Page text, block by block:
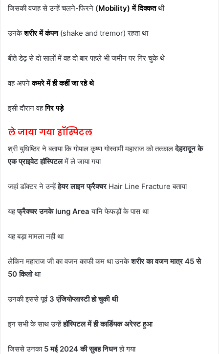
जिसकी वजह से उन्हें चलने-फिरने (Mobility) में दिक्कत थी
उनकेशरीर में कंपन(shake and tremor) रहता था
बीते डेढ़ से दो सालों में वह दो बार पहले भी जमीन पर गिर चुके थे
वह अपनेकमरे में ही कहीं जा रहे थे
इसी दौरान वहगिर पड़े
ले जाया गया हॉस्पिटल
श्री युधिष्ठिर ने बताया कि गोपाल कृष्ण गोस्वामी महाराज को तत्कालदेहरादून के
एक प्राइवेट हॉस्पिटलमें ले जाया गया
जहां डॉक्टर ने उन्हेंहेयर लाइन फ्रैक्चरHair Line Fracture बताया
यहफ्रैक्चर उनके lung Area यानि फेफड़ों के पास था
यह बड़ा मामला नही था
लेकिन महाराज जी का वजन काफी कम था उनकेशरीर का वजन मात्र 45 से
50 किलोथा
उनकी इससे पूर्व 3 एंजियोप्लास्टी हो चुकी थी
इन सभी के साथ उन्हेंहॉस्पिटल में ही कार्डियक अरेस्ट हुआ
जिससे उनका 5 मई 2024 की सुबह निधनहो गया